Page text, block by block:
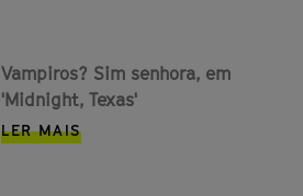
Vampiros? Sim senhora, em
'Midnight, Texas'
LER MAIS